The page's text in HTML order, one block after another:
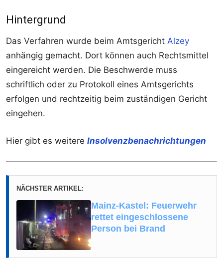
Hintergrund
Das Verfahren wurde beim Amtsgericht Alzey
anhängig gemacht. Dort können auch Rechtsmittel
eingereicht werden. Die Beschwerde muss
schriftlich oder zu Protokoll eines Amtsgerichts
erfolgen und rechtzeitig beim zuständigen Gericht
eingehen.
Hier gibt es weitere Insolvenzbenachrichtungen
NÄCHSTER ARTIKEL:
Mainz-Kastel: Feuerwehr
rettet eingeschlossene
Person bei Brand